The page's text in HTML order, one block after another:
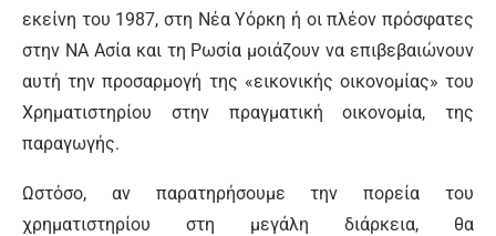
εκείνη του 1987, στη Νέα Υόρκη ή οι πλέον πρόσφατες
στην ΝΑ Ασία και τη Ρωσία μοιάζουν να επιβεβαιώνουν
αυτή την προσαρμογή της «εικονικής οικονομίας» του
Χρηματιστηρίου στην πραγματική οικονομία, της
παραγωγής.
Ωστόσο, αν παρατηρήσουμε την πορεία του
χρηματιστηρίου στη μεγάλη διάρκεια, θα